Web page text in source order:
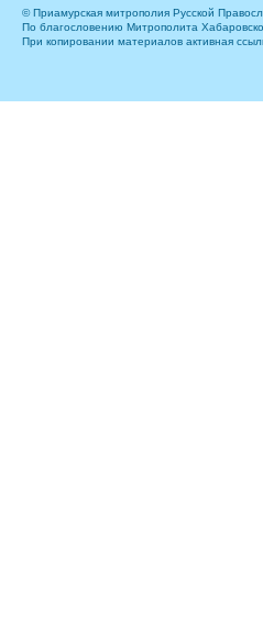
© Приамурская митрополия Русской
По благословению Митрополита
При копировании материалов активная